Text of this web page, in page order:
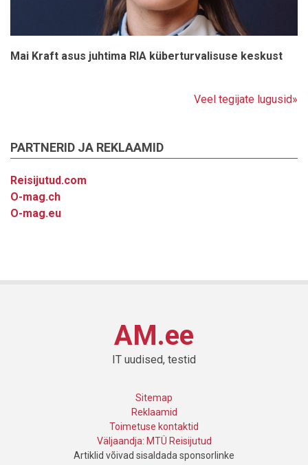
Mai Kraft asus juhtima RIA küberturvalisuse keskust
Veel tegijate lugusid»
PARTNERID JA REKLAAMID
Reisijutud.com
O-mag.ch
O-mag.eu
AM.ee
IT uudised, testid
Sitemap
Reklaamid
Toimetuse kontaktid
Väljaandja: MTÜ Reisijutud
Artiklid võivad sisaldada sponsorlinke